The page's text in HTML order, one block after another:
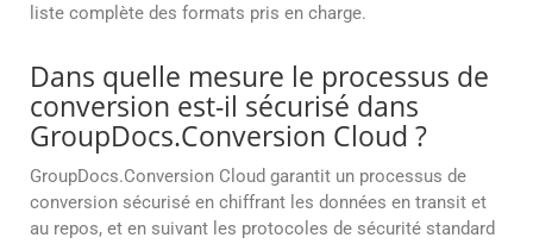
liste complète des formats pris en charge.
Dans quelle mesure le processus de
conversion est-il sécurisé dans
GroupDocs.Conversion Cloud ?
GroupDocs.Conversion Cloud garantit un processus de
conversion sécurisé en chiffrant les données en transit et
au repos, et en suivant les protocoles de sécurité standard